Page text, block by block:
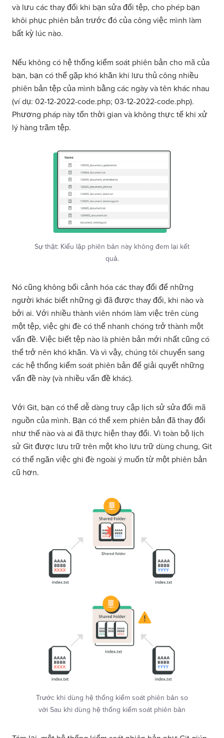
và lưu các thay đổi khi bạn sửa đổi tệp, cho phép bạn
khôi phục phiên bản trước đó của công việc mình làm
bất kỳ lúc nào.
Nếu không có hệ thống kiểm soát phiên bản cho mã của
bạn, bạn có thể gặp khó khăn khi lưu thủ công nhiều
phiên bản tệp của mình bằng các ngày và tên khác nhau
(ví dụ: 02-12-2022-code.php; 03-12-2022-code.php).
Phương pháp này tốn thời gian và không thực tế khi xử
lý hàng trăm tệp.
Sự thật: Kiểu lập phiên bản này không đem lại kết
quả.
Nó cũng không bối cảnh hóa các thay đổi để những
người khác biết những gì đã được thay đổi, khi nào và
bởi ai. Với nhiều thành viên nhóm làm việc trên cùng
một tệp, việc ghi đè có thể nhanh chóng trở thành một
vấn đề. Việc biết tệp nào là phiên bản mới nhất cũng có
thể trở nên khó khăn. Và vì vậy, chúng tôi chuyển sang
các hệ thống kiểm soát phiên bản để giải quyết những
vấn đề này (và nhiều vấn đề khác).
Với Git, bạn có thể dễ dàng truy cập lịch sử sửa đổi mã
nguồn của mình. Bạn có thể xem phiên bản đã thay đổi
như thế nào và ai đã thực hiện thay đổi. Vì toàn bộ lịch
sử Git được lưu trữ trên một kho lưu trữ dùng chung, Git
có thể ngăn việc ghi đè ngoài ý muốn từ một phiên bản
cũ hơn.
Trước khi dùng hệ thống kiểm soát phiên bản so
với Sau khi dùng hệ thống kiểm soát phiên bản